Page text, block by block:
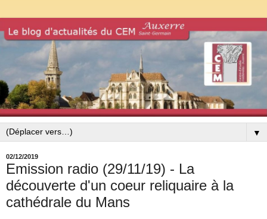
▼
02/12/2019
Emission radio (29/11/19) - La
découverte d'un coeur reliquaire à la
cathédrale du Mans